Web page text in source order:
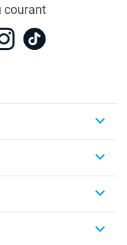
courant